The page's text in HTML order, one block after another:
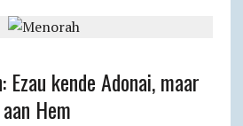
Ezau kende Adonai, maar
Hem